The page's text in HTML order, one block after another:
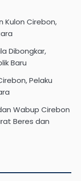
Kulon Cirebon,
Dibongkar,
Baru
Pelaku
Wabup Cirebon
Beres dan